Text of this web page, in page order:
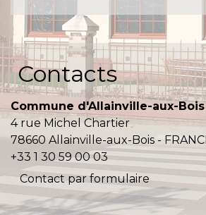
Contacts
Commune d'Allainville-aux-Bois
4 rue Michel Chartier
78660 Allainville-aux-Bois -
+33 1 30 59 00 03
Contact par formulaire